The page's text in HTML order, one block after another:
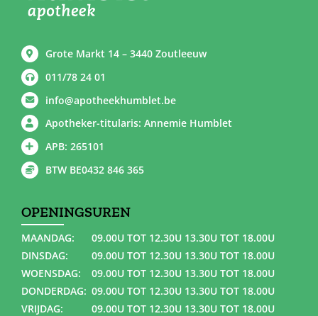
Grote Markt 14 – 3440 Zoutleeuw
011/78 24 01
info@apotheekhumblet.be
Apotheker-titularis: Annemie Humblet
APB: 265101
BTW BE0432 846 365
OPENINGSUREN
MAANDAG:
09.00U TOT 12.30U 13.30U TOT 18.00U
DINSDAG:
09.00U TOT 12.30U 13.30U TOT 18.00U
WOENSDAG:
09.00U TOT 12.30U 13.30U TOT 18.00U
DONDERDAG: 09.00U TOT 12.30U 13.30U TOT 18.00U
VRIJDAG:
09.00U TOT 12.30U 13.30U TOT 18.00U